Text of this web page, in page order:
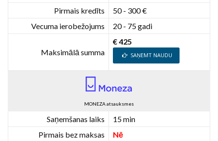
Pirmais kredīts
50 - 300 €
Vecuma ierobežojums
20 - 75 gadi
Maksimālā summa
€ 425
SAŅEMT NAUDU
MONEZA atsauksmes
Saņemšanas laiks
15 min
Pirmais bez maksas
Nē